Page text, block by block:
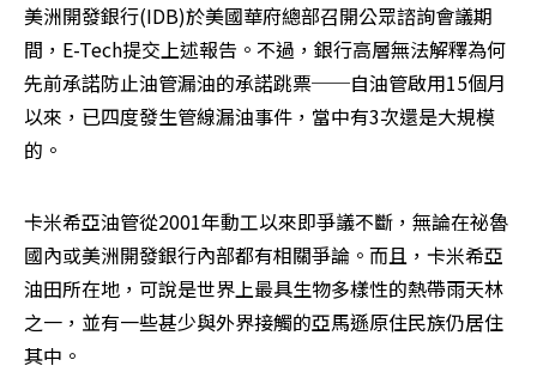
美洲開發銀行(IDB)於美國華府總部召開公眾諮詢會議期
間，E-Tech提交上述報告。不過，銀行高層無法解釋為何
先前承諾防止油管漏油的承諾跳票──自油管啟用15個月
以來，已四度發生管線漏油事件，當中有3次還是大規模
的。
卡米希亞油管從2001年動工以來即爭議不斷，無論在祕魯
國內或美洲開發銀行內部都有相關爭論。而且，卡米希亞
油田所在地，可說是世界上最具生物多樣性的熱帶雨天林
之一，並有一些甚少與外界接觸的亞馬遜原住民族仍居住
其中。